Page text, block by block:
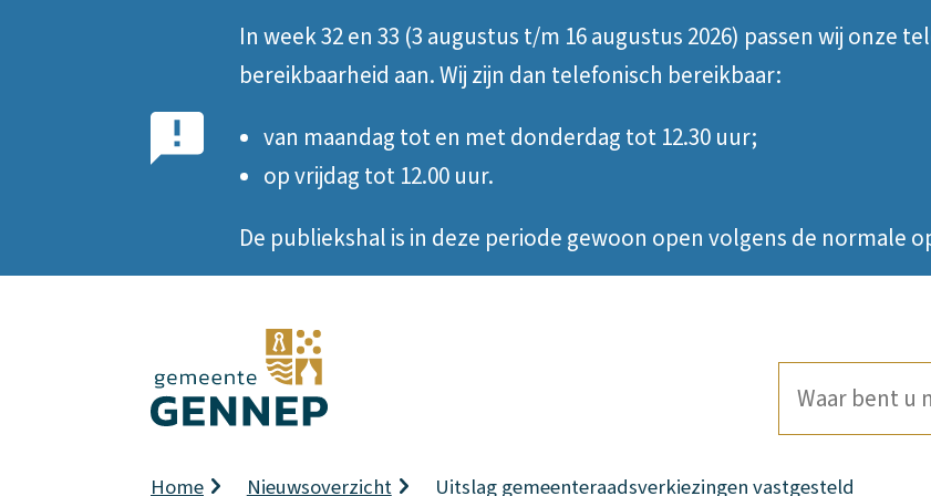
Belangrijke
notificatie
In week 32 en 33 (3 augustus t/m 16 augustus 2026) passen wij onze
bereikbaarheid aan. Wij zijn dan telefonisch bereikbaar:
van maandag tot en met donderdag tot 12.30 uur;
op vrijdag tot 12.00 uur.
De publiekshal is in deze periode gewoon open volgens de normale
Waar
Kruimelpad
Home Nieuwsoverzicht Uitslag gemeenteraadsverkiezingen vastgesteld